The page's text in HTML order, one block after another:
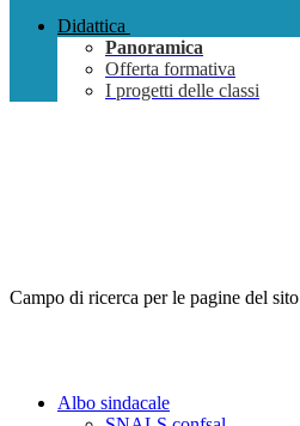
Didattica
Panoramica
Offerta formativa
I progetti delle classi
Campo di ricerca per le pagine del sito
Albo sindacale